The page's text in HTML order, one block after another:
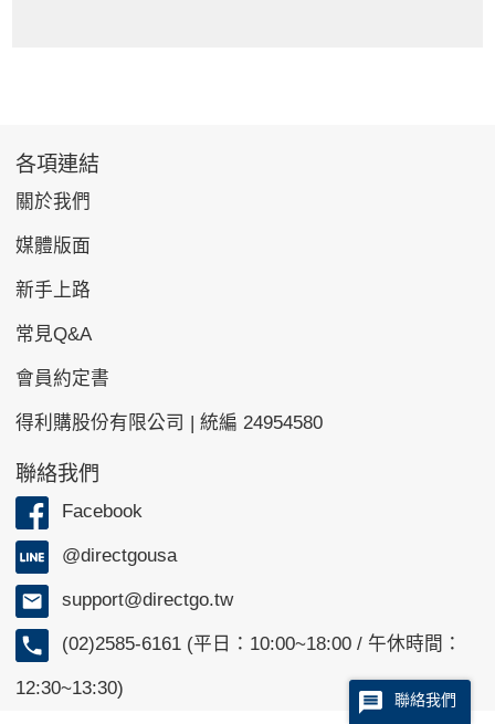
聯絡我們
各項連結
關於我們
媒體版面
新手上路
常見Q&A
會員約定書
得利購股份有限公司 | 統編 24954580
聯絡我們
Facebook
@directgousa
support@directgo.tw
(02)2585-6161 (平日：10:00~18:00 / 午休時間：
12:30~13:30)